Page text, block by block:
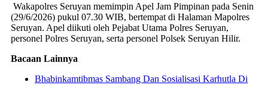
Wakapolres Seruyan memimpin Apel Jam Pimpinan pada Senin
(29/6/2026) pukul 07.30 WIB, bertempat di Halaman Mapolres
Seruyan. Apel diikuti oleh Pejabat Utama Polres Seruyan,
personel Polres Seruyan, serta personel Polsek Seruyan Hilir.
Bacaan Lainnya
Bhabinkamtibmas Sambang Dan Sosialisasi Karhutla Di